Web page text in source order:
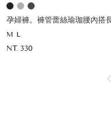
M L
NT. 330